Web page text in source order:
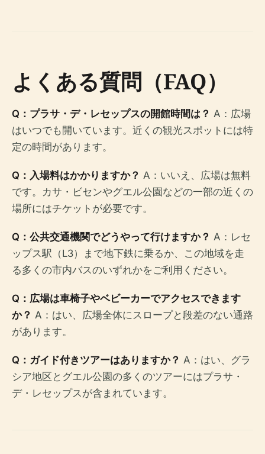
よくある質問（FAQ）
Q：プラサ・デ・レセップスの開館時間は？ A：広場
はいつでも開いています。近くの観光スポットには特
定の時間があります。
Q：入場料はかかりますか？ A：いいえ、広場は無料
です。カサ・ビセンやグエル公園などの一部の近くの
場所にはチケットが必要です。
Q：公共交通機関でどうやって行けますか？ A：レセ
ップス駅（L3）まで地下鉄に乗るか、この地域を走
る多くの市内バスのいずれかをご利用ください。
Q：広場は車椅子やベビーカーでアクセスできます
か？ A：はい、広場全体にスロープと段差のない通路
があります。
Q：ガイド付きツアーはありますか？ A：はい、グラ
シア地区とグエル公園の多くのツアーにはプラサ・
デ・レセップスが含まれています。